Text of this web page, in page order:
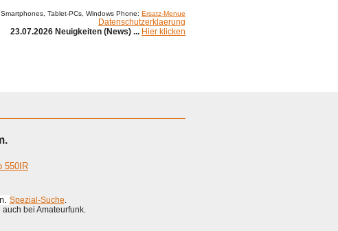
Tablet-PCs, Windows Phone: Ersatz-Menue
Datenschutzerklaerung
23.07.2026 Neuigkeiten (News) ... Hier klicken
550IR
Spezial-Suche.
bei Amateurfunk.